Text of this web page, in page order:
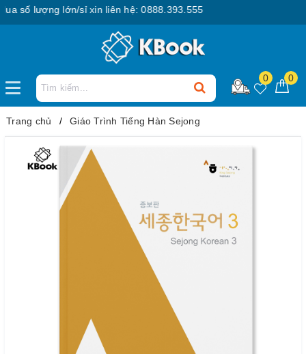
số lượng lớn/sỉ xin liên hệ: 0888.393.555
0 0
Trang chủ Giáo Trình Tiếng Hàn Sejong